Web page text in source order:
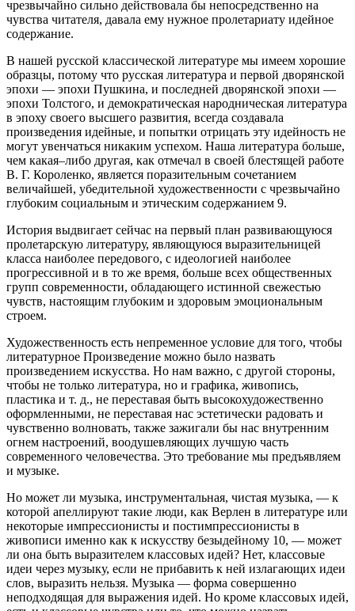
чрезвычайно сильно действовала бы непосредственно на
чувства читателя, давала ему нужное пролетариату идейное
содержание.
В нашей русской классической литературе мы имеем хорошие
образцы, потому что русская литература и первой дворянской
эпохи — эпохи Пушкина, и последней дворянской эпохи —
эпохи Толстого, и демократическая народническая литература
в эпоху своего высшего развития, всегда создавала
произведения идейные, и попытки отрицать эту идейность не
могут увенчаться никаким успехом. Наша литература больше,
чем какая–либо другая, как отмечал в своей блестящей работе
В. Г. Короленко, является поразительным сочетанием
величайшей, убедительной художественности с чрезвычайно
глубоким социальным и этическим содержанием 9.
История выдвигает сейчас на первый план развивающуюся
пролетарскую литературу, являющуюся выразительницей
класса наиболее передового, с идеологией наиболее
прогрессивной и в то же время, больше всех общественных
групп современности, обладающего истинной свежестью
чувств, настоящим глубоким и здоровым эмоциональным
строем.
Художественность есть непременное условие для того, чтобы
литературное Произведение можно было назвать
произведением искусства. Но нам важно, с другой стороны,
чтобы не только литература, но и графика, живопись,
пластика и т. д., не переставая быть высокохудожественно
оформленными, не переставая нас эстетически радовать и
чувственно волновать, также зажигали бы нас внутренним
огнем настроений, воодушевляющих лучшую часть
современного человечества. Это требование мы предъявляем
и музыке.
Но может ли музыка, инструментальная, чистая музыка, — к
которой апеллируют такие люди, как Верлен в литературе или
некоторые импрессионисты и постимпрессионисты в
живописи именно как к искусству безыдейному 10, — может
ли она быть выразителем классовых идей? Нет, классовые
идеи через музыку, если не прибавить к ней излагающих идеи
слов, выразить нельзя. Музыка — форма совершенно
неподходящая для выражения идей. Но кроме классовых идей,